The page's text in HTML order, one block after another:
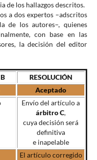
de los hallazgos descritos.
a dos expertos –adscritos
de los autores–, quienes
con base en las
la decisión del editor
RESOLUCIÓN
Aceptado
Envío del artículo a
árbitro C,
cuya decisión será
definitiva
e inapelable
El artículo corregido